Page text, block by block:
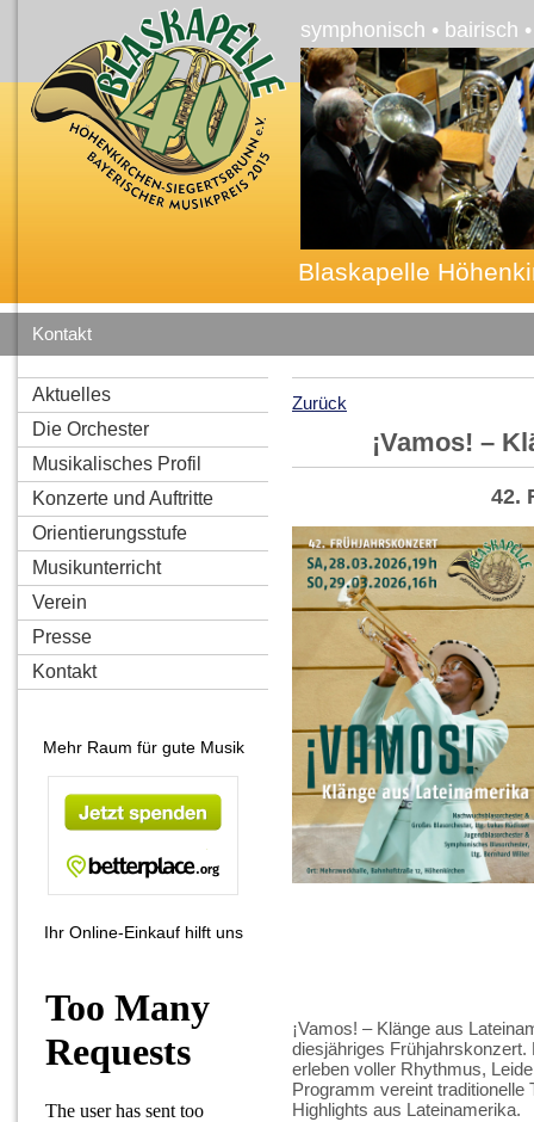
symphonisch • bairisch
Blaskapelle
Kontakt
Aktuelles
Die Orchester
Musikalisches Profil
Konzerte und Auftritte
Orientierungsstufe
Musikunterricht
Verein
Presse
Kontakt
Mehr Raum für gute Musik
Ihr Online-Einkauf hilft uns
Zurück
¡Vamos! –
42.
¡Vamos! – Klänge aus
diesjähriges
erleben voller Rhythmus,
Programm vereint
Highlights aus Lateinamerika.